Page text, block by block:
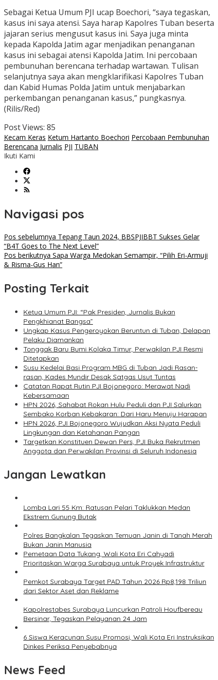
Sebagai Ketua Umum PJI ucap Boechori, “saya tegaskan,
kasus ini saya atensi. Saya harap Kapolres Tuban beserta
jajaran serius mengusut kasus ini. Saya juga minta
kepada Kapolda Jatim agar menjadikan penanganan
kasus ini sebagai atensi Kapolda Jatim. Ini percobaan
pembunuhan berencana terhadap wartawan. Tulisan
selanjutnya saya akan mengklarifikasi Kapolres Tuban
dan Kabid Humas Polda Jatim untuk menjabarkan
perkembangan penanganan kasus,” pungkasnya.
(Rilis/Red)
Post Views: 85
Kecam Keras Ketum Hartanto Boechori Percobaan Pembunuhan
Berencana Jurnalis PJI TUBAN
Ikuti Kami
Navigasi pos
Pos sebelumnya Tepang Taun 2024, BBSPJIBBT Sukses Gelar
“B4T Goes to The Next Level”
Pos berikutnya Sapa Warga Medokan Semampir, “Pilih Eri-Armuji
& Risma-Gus Han”
Posting Terkait
Ketua Umum PJI: “Pak Presiden, Jurnalis Bukan
Pengkhianat Bangsa”
Ungkap Kasus Pengeroyokan Beruntun di Tuban, Delapan
Pelaku Diamankan
Tonggak Baru Bumi Kolaka Timur, Perwakilan PJI Resmi
Ditetapkan
Susu Kedelai Basi Program MBG di Tuban Jadi Rasan-
rasan, Kades Mundir Desak Satgas Usut Tuntas
Catatan Rapat Rutin PJI Bojonegoro: Merawat Nadi
Kebersamaan
HPN 2026, Sahabat Rokan Hulu Peduli dan PJI Salurkan
Sembako Korban Kebakaran: Dari Haru Menuju Harapan
HPN 2026, PJI Bojonegoro Wujudkan Aksi Nyata Peduli
Lingkungan dan Ketahanan Pangan
Targetkan Konstituen Dewan Pers, PJI Buka Rekrutmen
Anggota dan Perwakilan Provinsi di Seluruh Indonesia
Jangan Lewatkan
Lomba Lari 55 Km: Ratusan Pelari Taklukkan Medan
Ekstrem Gunung Butak
Polres Bangkalan Tegaskan Temuan Janin di Tanah Merah
Bukan Janin Manusia
Pemetaan Data Tukang, Wali Kota Eri Cahyadi
Prioritaskan Warga Surabaya untuk Proyek Infrastruktur
Pemkot Surabaya Target PAD Tahun 2026 Rp8,198 Triliun
dari Sektor Aset dan Reklame
Kapolrestabes Surabaya Luncurkan Patroli Houfbereau
Bersinar, Tegaskan Pelayanan 24 Jam
6 Siswa Keracunan Susu Promosi, Wali Kota Eri Instruksikan
Dinkes Periksa Penyebabnya
News Feed